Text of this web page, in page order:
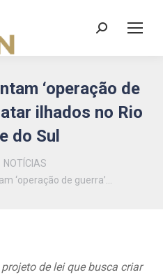
Search:
‘operação de
ilhados no Rio
do Sul
NOTÍCIAS
‘operação de guerra’…
de lei que busca criar